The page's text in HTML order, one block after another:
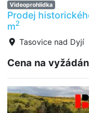
Videoprohlídka
Prodej
m2
Tasovice nad Dyjí
Cena na